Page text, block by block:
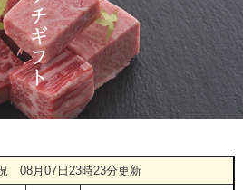
況08月07日23時23分更新
神奈川
県
[訳あり][家庭用] A5等級
神戸牛 サーロインステー
キ 200g
福岡県
神戸牛カタログギフト
１万円
新潟県
ト １万５千円